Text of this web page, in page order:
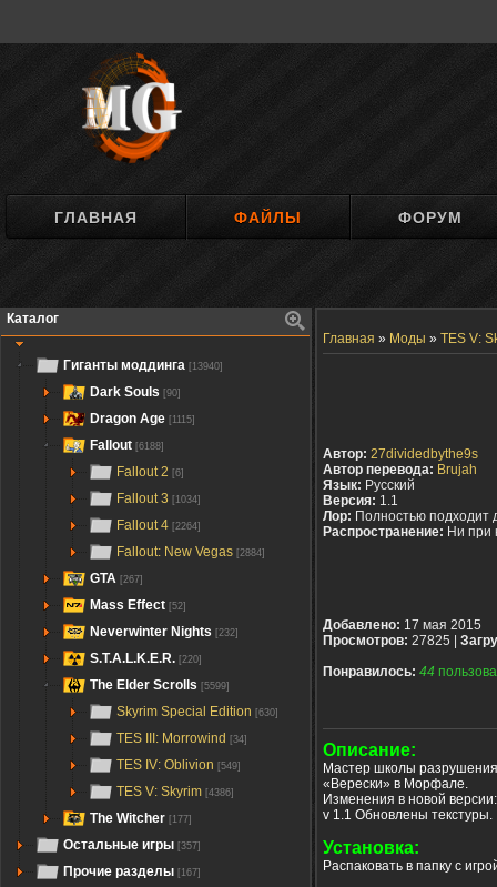
ГЛАВНАЯ ФАЙЛЫ ФОРУМ
Каталог
Гиганты моддинга [13940]
Dark Souls [90]
Dragon Age [1115]
Fallout [6188]
Fallout 2 [6]
Fallout 3 [1034]
Fallout 4 [2264]
Fallout: New Vegas [2884]
GTA [267]
Mass Effect [52]
Neverwinter Nights [232]
S.T.A.L.K.E.R. [220]
The Elder Scrolls [5599]
Skyrim Special Edition [630]
TES III: Morrowind [34]
TES IV: Oblivion [549]
TES V: Skyrim [4386]
The Witcher [177]
Остальные игры [357]
Прочие разделы [167]
Главная » Моды » TES V:
Автор: 27dividedbythe9s
Автор перевода: Brujah
Язык: Русский
Версия: 1.1
Лор: Полностью подходит
Распространение: Ни при
Добавлено: 17 мая 2015
Просмотров: 27825 |
Понравилось: 44
Описание:
Мастер школы
«Верески» в Морфале.
Изменения в новой версии:
v 1.1 Обновлены текстуры.
Установка:
Распаковать в папку с